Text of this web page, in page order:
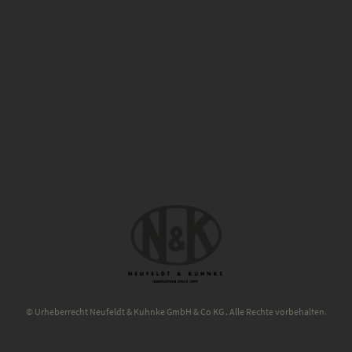
© Urheberrecht Neufeldt & Kuhnke GmbH & Co KG . Alle Rechte vorbehalten.